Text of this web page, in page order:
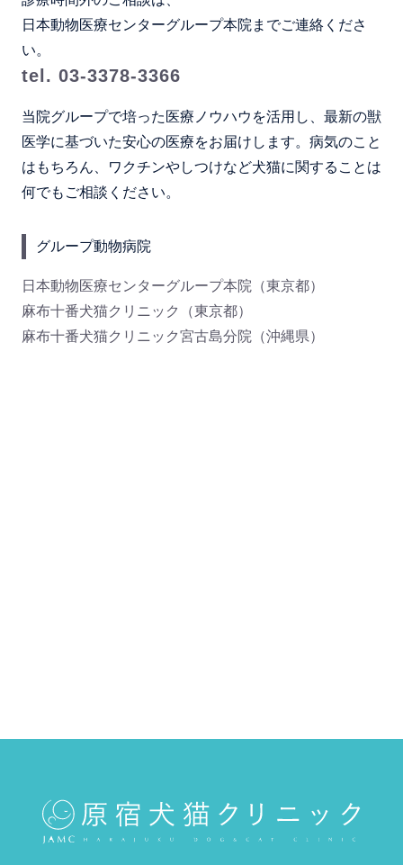
日本動物医療センターグループ本院までご連絡くださ
い。
tel. 03-3378-3366
当院グループで培った医療ノウハウを活用し、最新の獣
医学に基づいた安心の医療をお届けします。病気のこと
はもちろん、ワクチンやしつけなど犬猫に関することは
何でもご相談ください。
グループ動物病院
日本動物医療センターグループ本院（東京都）
麻布十番犬猫クリニック（東京都）
麻布十番犬猫クリニック宮古島分院（沖縄県）